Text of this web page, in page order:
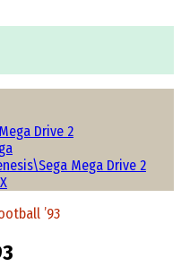
Drive 2
Mega Drive 2
’93